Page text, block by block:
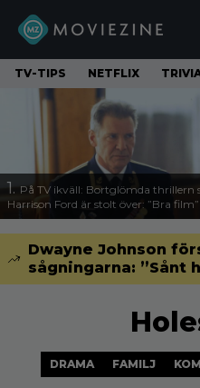
TV-TIPS NETFLIX
1. På TV ikväll: Bortglömda thrillern
Harrison Ford är stolt över: ”Bra film”
Dwayne Johnson
sågningarna: ”Sånt
DRAMA FAMILJ